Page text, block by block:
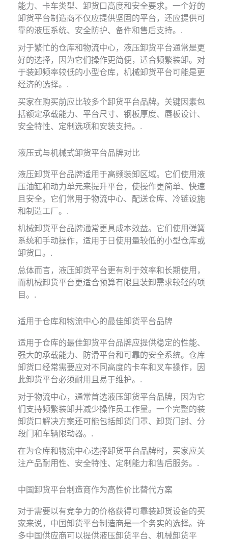
能力、卡车类型、卸货口高度和安全要求。一个好的
卸货平台制造商不仅应提供坚固的平台，还应提供可
靠的液压系统、安全防护、备件和售后支持。.
对于繁忙的仓库和物流中心，液压卸货平台通常是更
好的选择，因为它们操作更简便，适合频繁装卸。对
于装卸频率较低的小型仓库，机械卸货平台可能是更
经济的选择。.
买家在购买前应比较多个卸货平台品牌。关键因素包
括额定承载能力、平台尺寸、钢板厚度、唇板设计、
安全特性、定制选项和安装支持。.
液压式与机械式卸货平台品牌对比
液压卸货平台品牌适用于高频装卸区域。它们使用液
压油缸和动力单元来提升平台，使操作更简单、快速
且安全。它们常用于物流中心、配送仓库、冷链设施
和制造工厂。.
机械卸货平台品牌通常更具成本效益。它们使用弹簧
系统和手动操作，适用于日使用量较低的小型仓库或
卸货口。.
总体而言，液压卸货平台更有利于效率和长期使用，
而机械卸货平台更适合预算有限且装卸需求较轻的项
目。.
适用于仓库和物流中心的最佳卸货平台品牌
适用于仓库的最佳卸货平台品牌应提供稳定的性能、
强大的承载能力、防滑平台和可靠的安全系统。仓库
卸货口经常需要应对不同高度的卡车和叉车操作，因
此卸货平台必须耐用且易于维护。.
对于物流中心，通常首选液压卸货平台品牌，因为它
们支持频繁装卸并减少操作员工作量。一个完整的装
卸货口解决方案还可能包括卸货门罩、卸货门封、分
段门和车辆限动器。.
在为仓库和物流中心选择卸货平台品牌时，买家应关
注产品耐用性、安全特性、定制能力和售后服务。.
中国卸货平台制造商作为高性价比替代方案
对于需要以有竞争力的价格获得可靠装卸货设备的买
家来说，中国卸货平台制造商是一个务实的选择。许
多中国供应商可以提供液压卸货平台、机械卸货平